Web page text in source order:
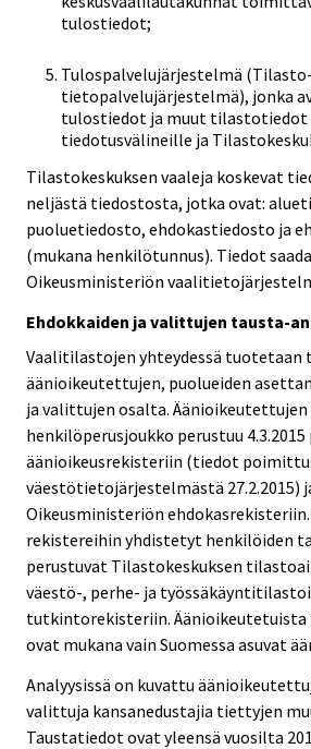
tulostiedot;
Tulospalvelujärjestelmä
tietopalvelujärjestelmä), jonka
tulostiedot ja muut tilastotiedot
tiedotusvälineille ja
Tilastokeskuksen vaaleja koskevat
neljästä tiedostosta, jotka ovat:
puoluetiedosto, ehdokastiedosto ja
(mukana henkilötunnus). Tiedot
Oikeusministeriön
Ehdokkaiden ja valittujen tausta-
Vaalitilastojen yhteydessä tuotetaan
äänioikeutettujen, puolueiden
ja valittujen osalta. Äänioikeutettujen
henkilöperusjoukko perustuu
äänioikeusrekisteriin (tiedot poimittu
väestötietojärjestelmästä 27.2.2015)
Oikeusministeriön
rekistereihin yhdistetyt henkilöiden
perustuvat Tilastokeskuksen
väestö-, perhe- ja
tutkintorekisteriin. Äänioikeutetuista
ovat mukana vain Suomessa asuvat
Analyysissä on kuvattu
valittuja kansanedustajia tiettyjen
Taustatiedot ovat yleensä vuosilta